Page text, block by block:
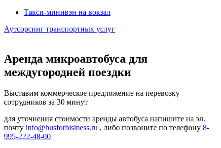
Такси-минивэн на вокзал
Аутсорсинг транспортных услуг
Аренда микроавтобуса для
междугородней поездки
Выставим коммерческое предложение на перевозку
сотрудников за 30 минут
для уточнения стоимости аренды автобуса напишите на эл.
почту info@busforbisiness.ru , либо позвоните по телефону 8-
995-222-48-00